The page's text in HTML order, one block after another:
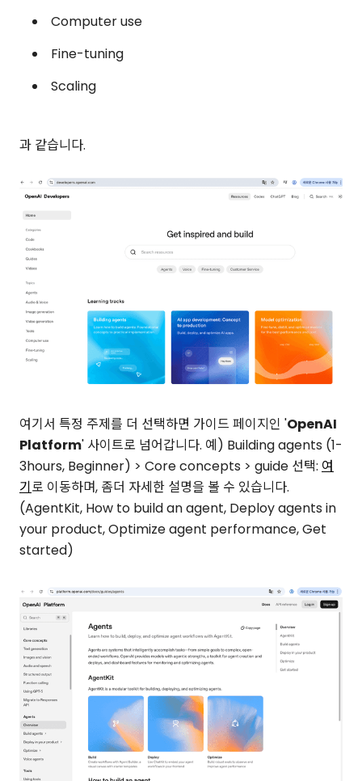
Computer use
Fine-tuning
Scaling
과 같습니다.
여기서 특정 주제를 더 선택하면 가이드 페이지인 'OpenAI
Platform' 사이트로 넘어갑니다. 예) Building agents (1-
3hours, Beginner) > Core concepts > guide 선택: 여
기로 이동하며, 좀더 자세한 설명을 볼 수 있습니다.
(AgentKit, How to build an agent, Deploy agents in
your product, Optimize agent performance, Get
started)